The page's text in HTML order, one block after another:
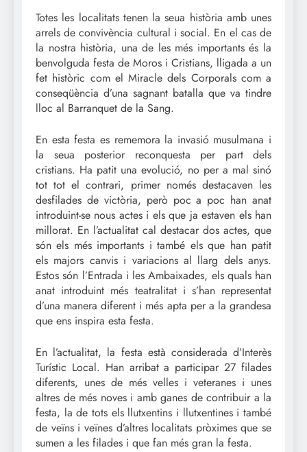
Totes les localitats tenen la seua història amb unes
arrels de convivència cultural i social. En el cas de
la nostra història, una de les més importants és la
benvolguda festa de Moros i Cristians, lligada a un
fet històric com el Miracle dels Corporals com a
conseqüència d’una sagnant batalla que va tindre
lloc al Barranquet de la Sang.
En esta festa es rememora la invasió musulmana i
la seua posterior reconquesta per part dels
cristians. Ha patit una evolució, no per a mal sinó
tot tot el contrari, primer només destacaven les
desfilades de victòria, però poc a poc han anat
introduint-se nous actes i els que ja estaven els han
millorat. En l’actualitat cal destacar dos actes, que
són els més importants i també els que han patit
els majors canvis i variacions al llarg dels anys.
Estos són l’Entrada i les Ambaixades, els quals han
anat introduint més teatralitat i s’han representat
d’una manera diferent i més apta per a la grandesa
que ens inspira esta festa.
En l’actualitat, la festa està considerada d’Interès
Turístic Local. Han arribat a participar 27 filades
diferents, unes de més velles i veteranes i unes
altres de més noves i amb ganes de contribuir a la
festa, la de tots els llutxentins i llutxentines i també
de veïns i veïnes d’altres localitats pròximes que se
sumen a les filades i que fan més gran la festa.